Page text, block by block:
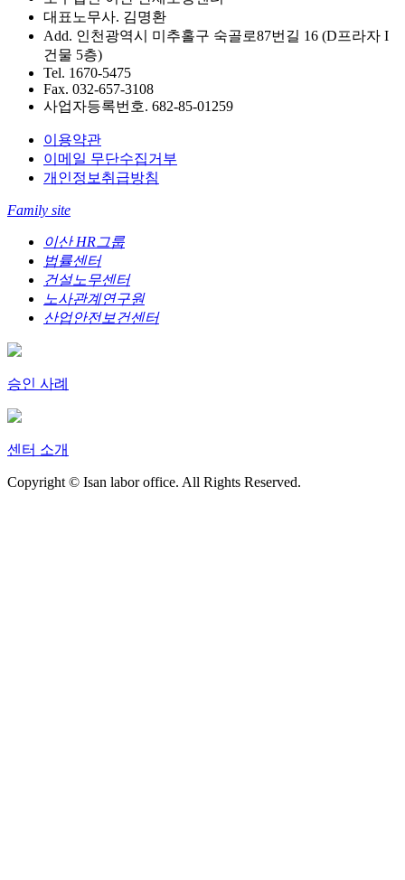
대표노무사. 김명환
Add. 인천광역시 미추홀구 숙골로87번길 16 (D프라자 I
건물 5층)
Tel. 1670-5475
Fax. 032-657-3108
사업자등록번호. 682-85-01259
이용약관
이메일 무단수집거부
개인정보취급방침
Family site
이산 HR그룹
법률센터
건설노무센터
노사관계연구원
산업안전보건센터
승인 사례
센터 소개
Copyright © Isan labor office. All Rights Reserved.